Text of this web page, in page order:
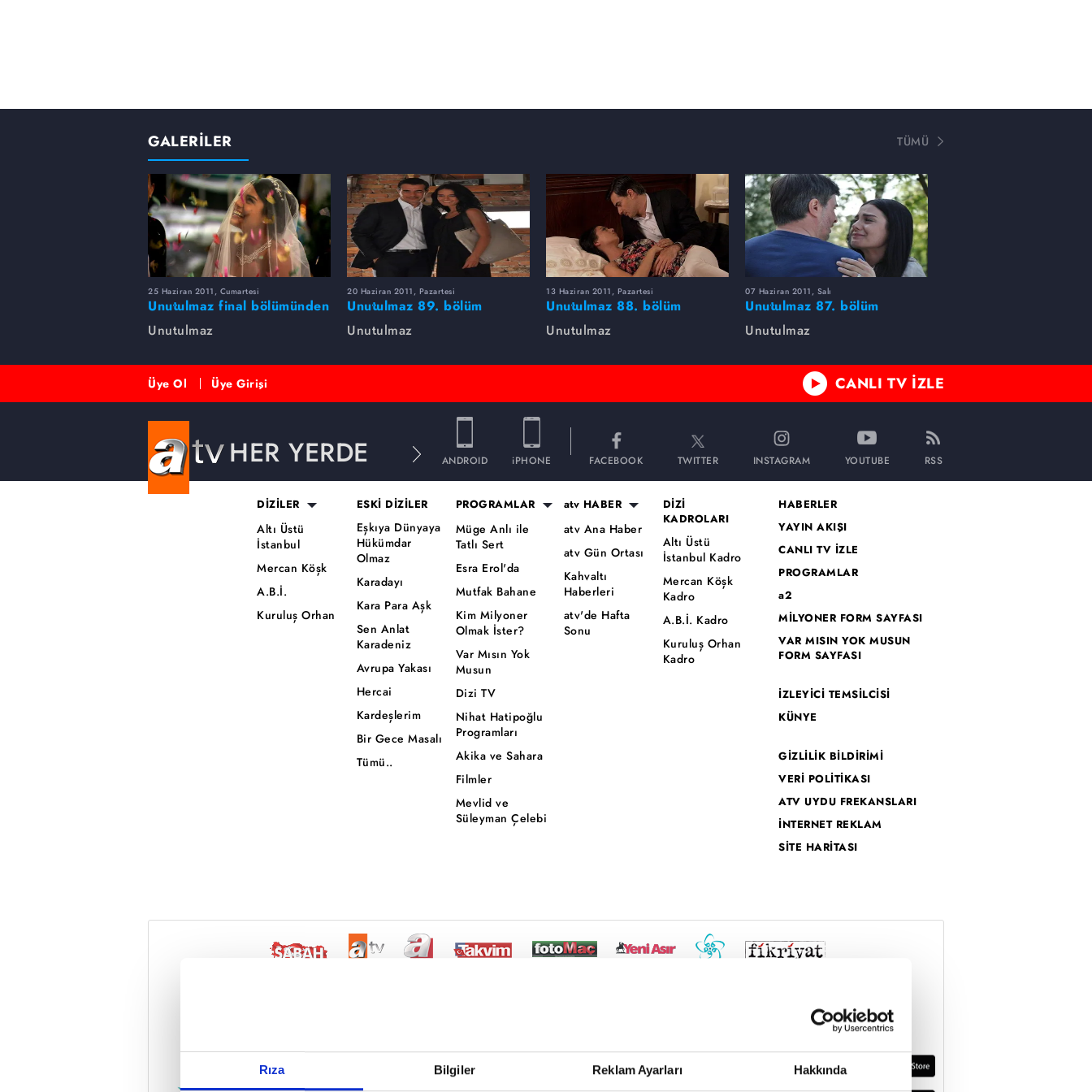
Rıza Bilgiler Reklam Ayarları Hakkında
Reddet
GALERİLER TÜMÜ
25 Haziran 2011, Cumartesi
Unutulmaz final bölümünden
kareler
Unutulmaz
20 Haziran 2011, Pazartesi
Unutulmaz 89. bölüm
fotoğrafları
Unutulmaz
13 Haziran 2011, Pazartesi
Unutulmaz 88. bölüm
fotoğrafları
Unutulmaz
07 Haziran 2011, Salı
Unutulmaz 87. bölüm
fotoğrafları
Unutulmaz
Üye Ol Üye Girişi CANLI TV İZLE
HER YERDE ANDROID iPHONE FACEBOOK TWITTER INSTAGRAM YOUTUBE RSS
DİZİLER
Altı Üstü
İstanbul
Mercan Köşk
A.B.İ.
Kuruluş Orhan
ESKİ DİZİLER
Eşkıya Dünyaya
Hükümdar
Olmaz
Karadayı
Kara Para Aşk
Sen Anlat
Karadeniz
Avrupa Yakası
Hercai
Kardeşlerim
Bir Gece Masalı
Tümü..
PROGRAMLAR
Müge Anlı ile
Tatlı Sert
Esra Erol'da
Mutfak Bahane
Kim Milyoner
Olmak İster?
Var Mısın Yok
Musun
Dizi TV
Nihat Hatipoğlu
Programları
Akika ve Sahara
Filmler
Mevlid ve
Süleyman Çelebi
atv HABER
atv Ana Haber
atv Gün Ortası
Kahvaltı
Haberleri
atv'de Hafta
Sonu
DİZİ
KADROLARI
Altı Üstü
İstanbul Kadro
Mercan Köşk
Kadro
A.B.İ. Kadro
Kuruluş Orhan
Kadro
HABERLER
YAYIN AKIŞI
CANLI TV İZLE
PROGRAMLAR
a2
MİLYONER FORM SAYFASI
VAR MISIN YOK MUSUN
FORM SAYFASI
İZLEYİCİ TEMSİLCİSİ
KÜNYE
GİZLİLİK BİLDİRİMİ
VERİ POLİTİKASI
ATV UYDU FREKANSLARI
İNTERNET REKLAM
SİTE HARİTASI